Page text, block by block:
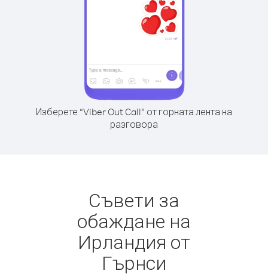
Изберете “Viber Out Call” от горната лента на
разговора
Съвети за
обаждане на
Ирландия от
Гърнси